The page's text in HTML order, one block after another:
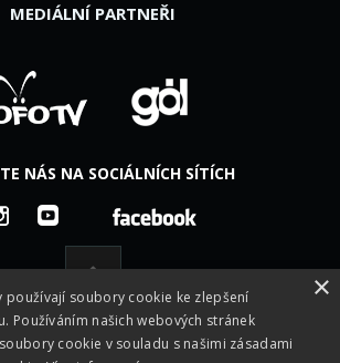
MEDIÁLNÍ PARTNEŘI
NÁS NA SOCIÁLNÍCH SÍTÍCH
×
používají soubory cookie ke zlepšení
Používáním našich webových stránek
cookie v souladu s našimi zásadami